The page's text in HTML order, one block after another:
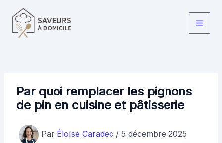
contenu
Main
Par quoi remplacer les pignons
de pin en cuisine et pâtisserie
Par Éloïse Caradec / 5 décembre 2025